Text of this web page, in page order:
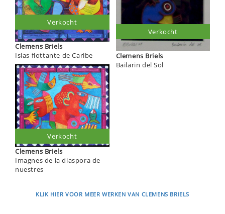
Clemens Briels
Islas flottante de Caribe
Verkocht
Clemens Briels
Imagnes de la diaspora de
nuestres
Verkocht
Clemens Briels
Bailarin del Sol
Verkocht
KLIK HIER VOOR MEER WERKEN VAN CLEMENS BRIELS